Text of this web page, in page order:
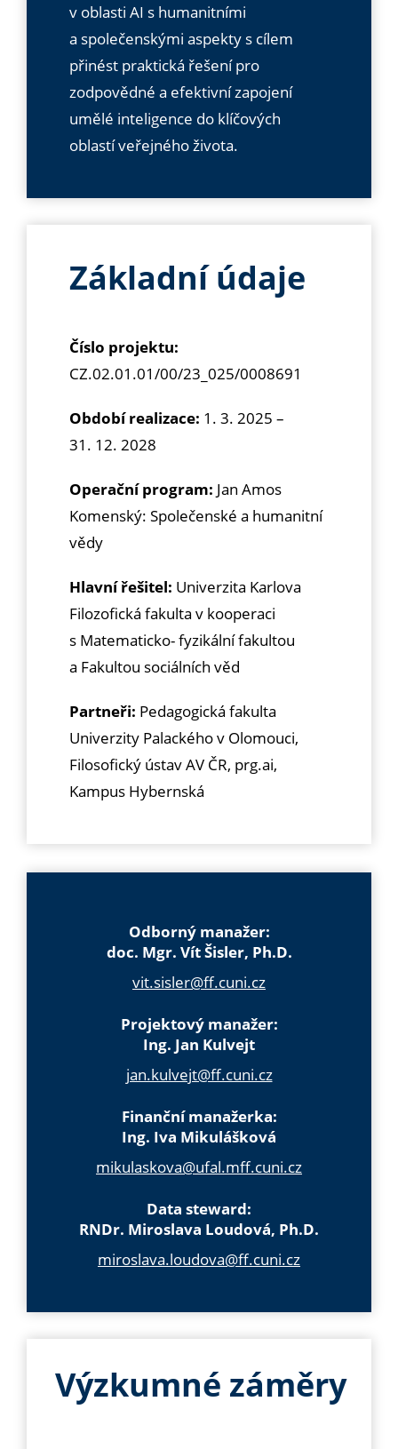
v oblasti AI s humanitními
a společenskými aspekty s cílem
přinést praktická řešení pro
zodpovědné a efektivní zapojení
umělé inteligence do klíčových
oblastí veřejného života.
Základní údaje
Číslo projektu:
CZ.02.01.01/00/23_025/0008691
Období realizace: 1. 3. 2025 –
31. 12. 2028
Operační program: Jan Amos
Komenský: Společenské a humanitní
vědy
Hlavní řešitel: Univerzita Karlova
Filozofická fakulta v kooperaci
s Matematicko- fyzikální fakultou
a Fakultou sociálních věd
Partneři: Pedagogická fakulta
Univerzity Palackého v Olomouci,
Filosofický ústav AV ČR, prg.ai,
Kampus Hybernská
Odborný manažer:
doc. Mgr. Vít Šisler, Ph.D.
vit.sisler@ff.cuni.cz
Projektový manažer:
Ing. Jan Kulvejt
jan.kulvejt@ff.cuni.cz
Finanční manažerka:
Ing. Iva Mikulášková
mikulaskova@ufal.mff.cuni.cz
Data steward:
RNDr. Miroslava Loudová, Ph.D.
miroslava.loudova@ff.cuni.cz
Výzkumné záměry